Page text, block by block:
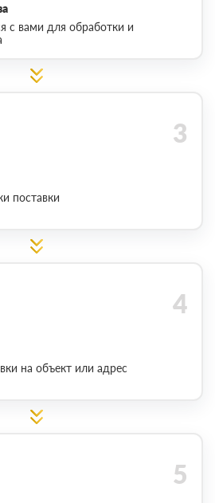
с вами для обработки и
поставки
на объект или адрес